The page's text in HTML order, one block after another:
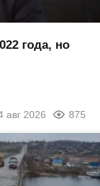
года, но
авг 2026 875